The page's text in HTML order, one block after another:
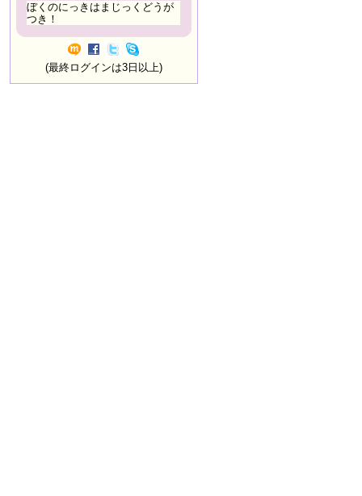
ぼくのにっきはまじっくどうが
つき！
(最終ログインは3日以上)